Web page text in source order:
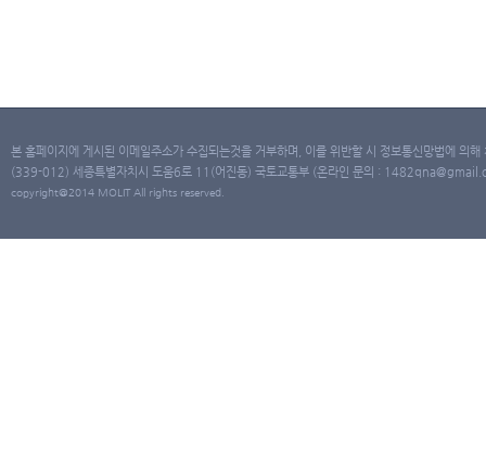
본 홈페이지에 게시된 이메일주소가 수집되는것을 거부하며, 이를 위반할 시 정보통신망법에 의
(339-012) 세종특별자치시 도움6로 11(어진동) 국토교통부 (온라인 문의 :
copyright@2014 MOLIT All rights reserved.